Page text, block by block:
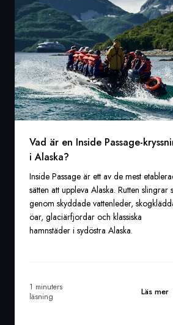
Vad är en Inside Passage-
i Alaska?
Inside Passage är ett av de mest
sätten att uppleva Alaska. Rutten slingrar
genom skyddade vattenleder,
öar, glaciärfjordar och klassiska
hamnstäder i sydöstra Alaska.
1 minuters
läsning
Läs mer